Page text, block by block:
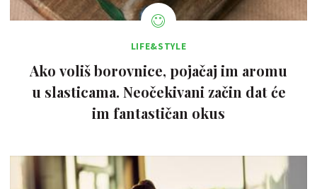
LIFE&STYLE
Ako voliš borovnice, pojačaj im aromu
u slasticama. Neočekivani začin dat će
im fantastičan okus